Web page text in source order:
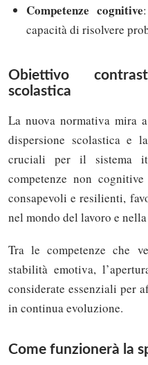
Competenze cognitive
capacità di risolvere
Obiettivo
scolastica
La nuova normativa mira
dispersione scolastica e
cruciali per il sistema
competenze non
consapevoli e resilienti,
nel mondo del lavoro e
Tra le competenze che
stabilità emotiva,
considerate essenziali per
in continua evoluzione.
Come funzionerà la